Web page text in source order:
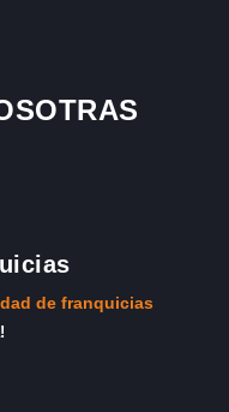
de franquicias